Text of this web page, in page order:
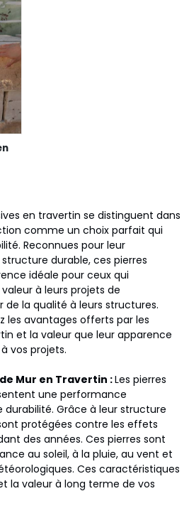
en travertin se distinguent dans
comme un choix parfait qui
Reconnues pour leur
durable, ces pierres
idéale pour ceux qui
à leurs projets de
la qualité à leurs structures.
les avantages offerts par les
et la valeur que leur apparence
vos projets.
Mur en Travertin :Les pierres
une performance
Grâce à leur structure
protégées contre les effets
des années. Ces pierres sont
au soleil, à la pluie, au vent et
Ces caractéristiques
la valeur à long terme de vos